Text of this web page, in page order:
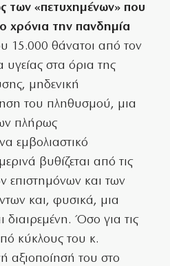
των «πετυχημένων» που
χρόνια την πανδημία
15.000 θάνατοι από τον
στα όρια της
μηδενική
του πληθυσμού, μια
πλήρως
εμβολιαστικό
βυθίζεται από τις
επιστημόνων και των
και, φυσικά, μια
διαιρεμένη. Όσο για τις
κύκλους του κ.
αξιοποίησή του στο